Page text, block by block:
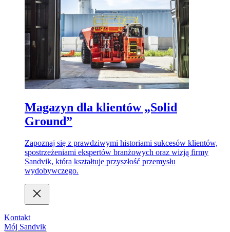
Magazyn dla klientów „Solid
Ground”
Zapoznaj się z prawdziwymi historiami sukcesów klientów,
spostrzeżeniami ekspertów branżowych oraz wizją firmy
Sandvik, która kształtuje przyszłość przemysłu
wydobywczego.
Kontakt
Mój Sandvik